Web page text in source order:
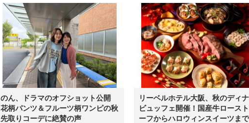
のん、ドラマのオフショット公開
花柄パンツ＆フルーツ柄ワンピの秋
先取りコーデに絶賛の声
リーベルホテル大阪、秋のディ
ビュッフェ開催！国産牛ロース
ーフからハロウィンスイーツまで